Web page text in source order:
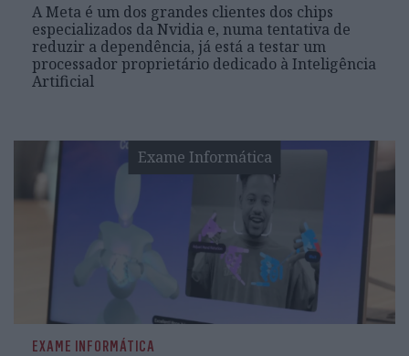
A Meta é um dos grandes clientes dos chips
especializados da Nvidia e, numa tentativa de
reduzir a dependência, já está a testar um
processador proprietário dedicado à Inteligência
Artificial
Exame Informática
EXAME INFORMÁTICA